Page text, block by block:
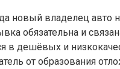
новый владелец авто
обязательна и
в дешёвых и
от образования